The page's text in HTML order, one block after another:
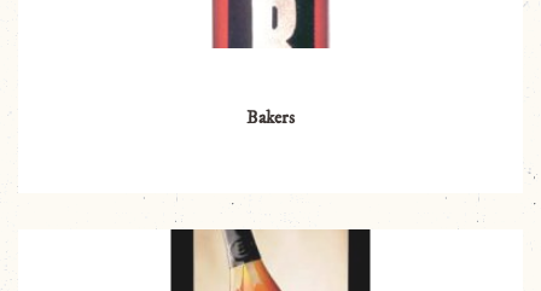
Bakers